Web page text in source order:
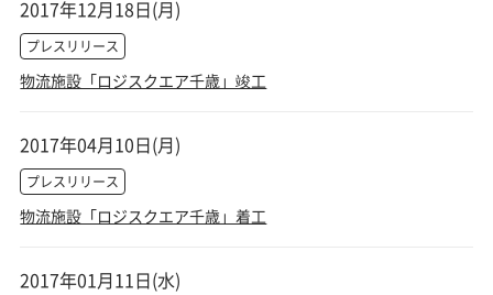
プレスリリース
物流施設「ロジスクエア千歳」竣工
2017年12月18日(月)
プレスリリース
物流施設「ロジスクエア千歳」着工
2017年04月10日(月)
2017年01月11日(水)